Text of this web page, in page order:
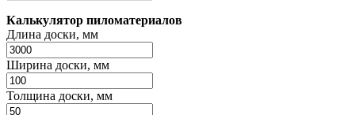
Калькулятор пиломатериалов
Длина доски, мм
Ширина доски, мм
Толщина доски, мм